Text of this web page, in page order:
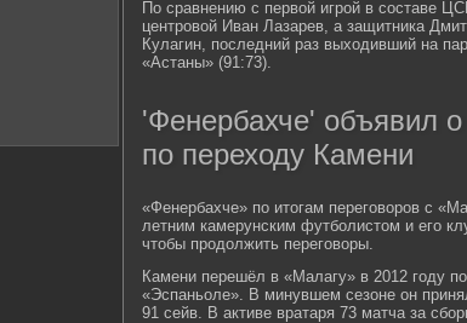
По сравнению с первой игрой в составе
центровой Иван Лазарев, а защитника
Кулагин, последний раз выходивший на
«Астаны» (91:73).
'Фенербахче' объявил
по переходу Камени
«Фенербахче» по итогам переговоров с
летним камерунским футболистом и его
чтобы продолжить переговоры.
Камени перешёл в «Малагу» в 2012 году
«Эспаньоле». В минувшем сезоне он
91 сейв. В активе вратаря 73 матча за